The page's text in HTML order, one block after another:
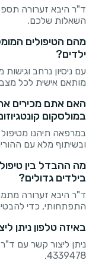
ד"ר היבא זערורה
השאלות שלכם.
מהם הטיפולים
ילדים?
עם ניסיון נרחב
מותאם אישית לכל
האם אתם מכירים
במולסקום
במרפאה תיהנו
ובשיתוף מלא עם
מה ההבדל בין
בילדים גדולים?
ד"ר היבא זערורה
התפתחותי, כדי
באיזה טלפון ניתן
4339478.